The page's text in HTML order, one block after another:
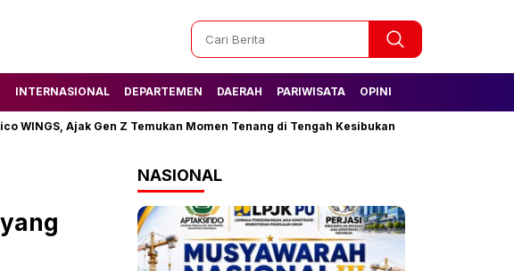
INTERNASIONAL DEPARTEMEN DAERAH PARIWISATA OPINI
Ajak Gen Z Temukan Momen Tenang di Tengah Kesibukan Tak Lagi Kesulitan Air,
NASIONAL